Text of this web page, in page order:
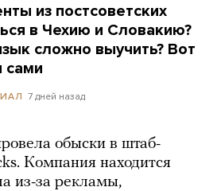
из постсоветских
в Чехию и Словакию?
сложно выучить? Вот
сами
7 дней назад
обыски в штаб-
Компания находится
из-за рекламы,